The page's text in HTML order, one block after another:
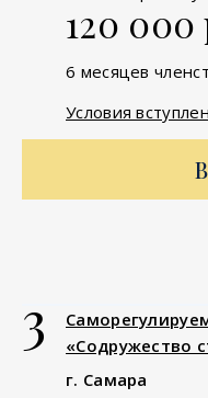
120 000
6 месяцев
Условия
3
«Содружество
г. Самара